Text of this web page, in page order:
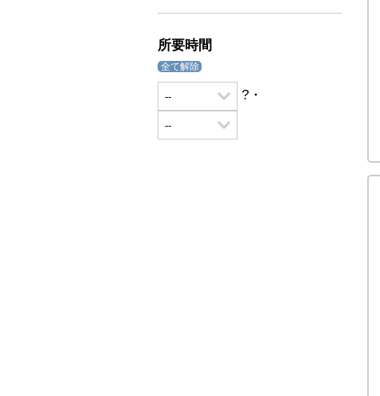
所要時間
全て解除
?・